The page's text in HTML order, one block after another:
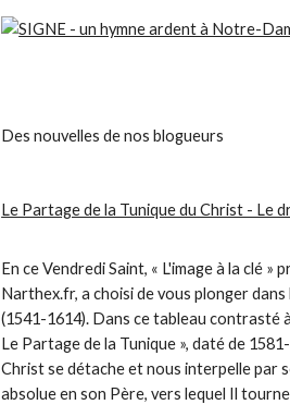
Des nouvelles de nos blogueurs
Le Partage de la Tunique du Christ - Le
En ce Vendredi Saint, « L'image à la clé »
Narthex.fr, a choisi de vous plonger
(1541-1614). Dans ce tableau contrasté
Le Partage de la Tunique », daté de
Christ se détache et nous interpelle par
absolue en son Père, vers lequel Il